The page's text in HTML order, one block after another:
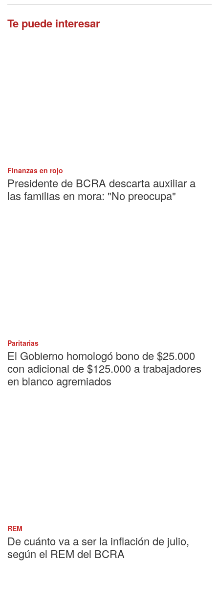
Te puede interesar
Finanzas en rojo
Presidente de BCRA descarta auxiliar a
las familias en mora: "No preocupa"
Paritarias
El Gobierno homologó bono de $25.000
con adicional de $125.000 a trabajadores
en blanco agremiados
REM
De cuánto va a ser la inflación de julio,
según el REM del BCRA